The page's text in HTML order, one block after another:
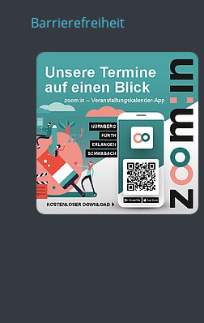
Barrierefreiheit